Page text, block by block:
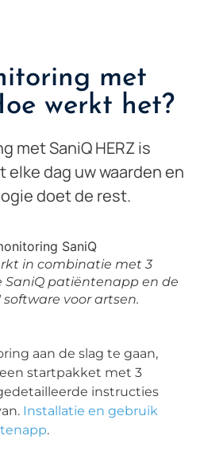
met
werkt het?
met SaniQ HERZ is
elke dag uw waarden en
doet de rest.
in combinatie met 3
patiëntenapp en de
software voor artsen.
aan de slag te gaan,
startpakket met 3
instructies
Installatie en gebruik
.